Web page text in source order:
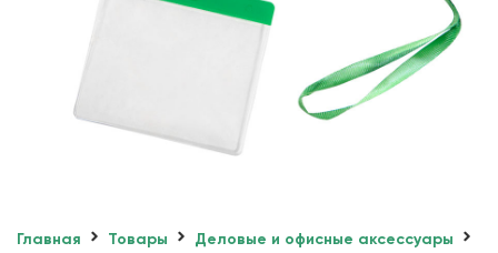
Главная Товары
Деловые и офисные аксессуары